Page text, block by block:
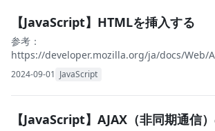
【JavaScript】HTMLを挿入する
参考：
https://developer.mozilla.org/ja/docs/Web/
2024-09-01 JavaScript
【JavaScript】AJAX（非同期通信